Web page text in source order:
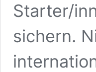
Starter/
sichern.